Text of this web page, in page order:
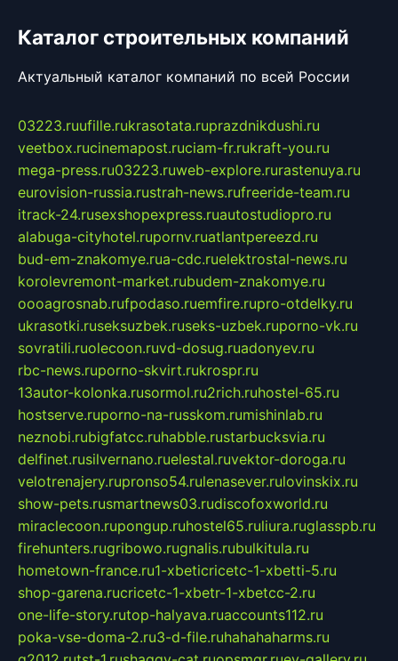
Каталог строительных компаний
Актуальный каталог компаний по всей России
03223.ruufille.rukrasotata.ruprazdnikdushi.ru
veetbox.rucinemapost.ruciam-fr.rukraft-you.ru
mega-press.ru03223.ruweb-explore.rurastenuya.ru
eurovision-russia.rustrah-news.rufreeride-team.ru
itrack-24.rusexshopexpress.ruautostudiopro.ru
alabuga-cityhotel.rupornv.ruatlantpereezd.ru
bud-em-znakomye.rua-cdc.ruelektrostal-news.ru
korolevremont-market.rubudem-znakomye.ru
oooagrosnab.rufpodaso.ruemfire.rupro-otdelky.ru
ukrasotki.ruseksuzbek.ruseks-uzbek.ruporno-vk.ru
sovratili.ruolecoon.ruvd-dosug.ruadonyev.ru
rbc-news.ruporno-skvirt.rukrospr.ru
13autor-kolonka.rusormol.ru2rich.ruhostel-65.ru
hostserve.ruporno-na-russkom.rumishinlab.ru
neznobi.rubigfatcc.ruhabble.rustarbucksvia.ru
delfinet.rusilvernano.ruelestal.ruvektor-doroga.ru
velotrenajery.rupronso54.rulenasever.rulovinskix.ru
show-pets.rusmartnews03.rudiscofoxworld.ru
miraclecoon.rupongup.ruhostel65.ruliura.ruglasspb.ru
firehunters.rugribowo.rugnalis.rubulkitula.ru
hometown-france.ru1-xbeticricetc-1-xbetti-5.ru
shop-garena.rucricetc-1-xbetr-1-xbetcc-2.ru
one-life-story.rutop-halyava.ruaccounts112.ru
poka-vse-doma-2.ru3-d-file.ruhahahaharms.ru